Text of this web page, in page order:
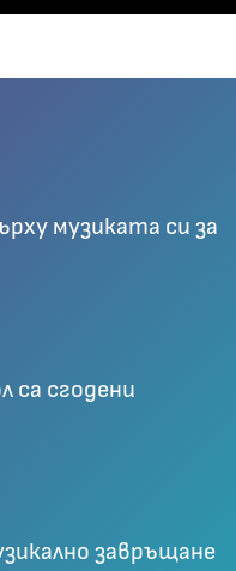
музиката си за
са сгодени
завръщане